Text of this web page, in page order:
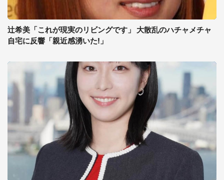
辻希美「これが現実のリビングです」 大散乱のハチャメチャ
自宅に反響「親近感湧いた!」